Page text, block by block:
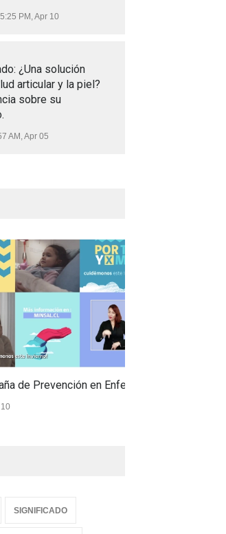
PM, Apr 10
¿Una solución
articular y la piel?
sobre su
AM, Apr 05
de Prevención en Enfermedades
SIGNIFICADO